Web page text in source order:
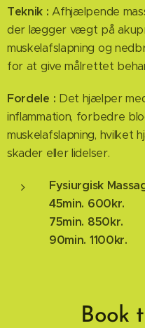
Teknik :Afhjælpende
der lægger vægt på
muskelafslapning og
for at give målrettet
Fordele : Det hjælper
inflammation, forbedre
muskelafslapning, hvilket
skader eller lidelser.
Fysiurgisk
45min.
75min. 850kr.
90min. 1100kr.
Book